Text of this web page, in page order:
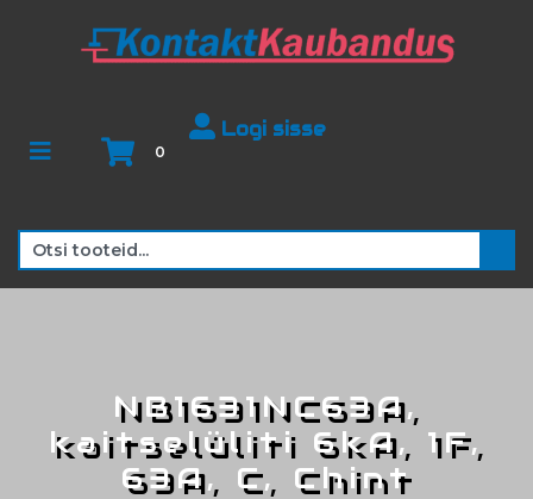
0
Logi sisse
NB1631NC63A,
kaitselüliti 6kA, 1F,
63A, C, Chint